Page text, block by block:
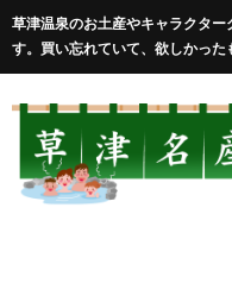
草津温泉のお土産やキャラクター
す。買い忘れていて、欲しかった